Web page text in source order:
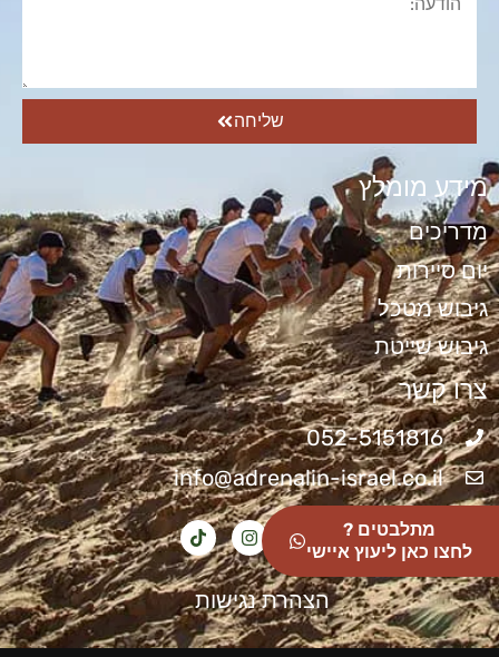
מתלבטים ?
לחצו כאן ליעוץ איישי
שליחה
מידע מומלץ
מדריכים
יום סיירות
גיבוש מטכל
גיבוש שייטת
צרו קשר
052-5151816
info@adrenalin-israel.co.il
הצהרת נגישות